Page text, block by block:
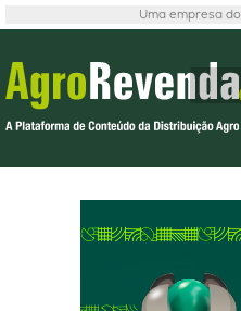
Uma empresa do